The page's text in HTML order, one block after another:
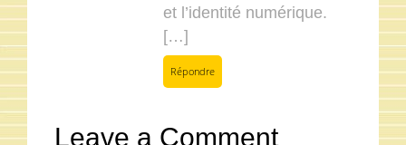
et l’identité numérique.
[…]
Répondre
Leave a Comment